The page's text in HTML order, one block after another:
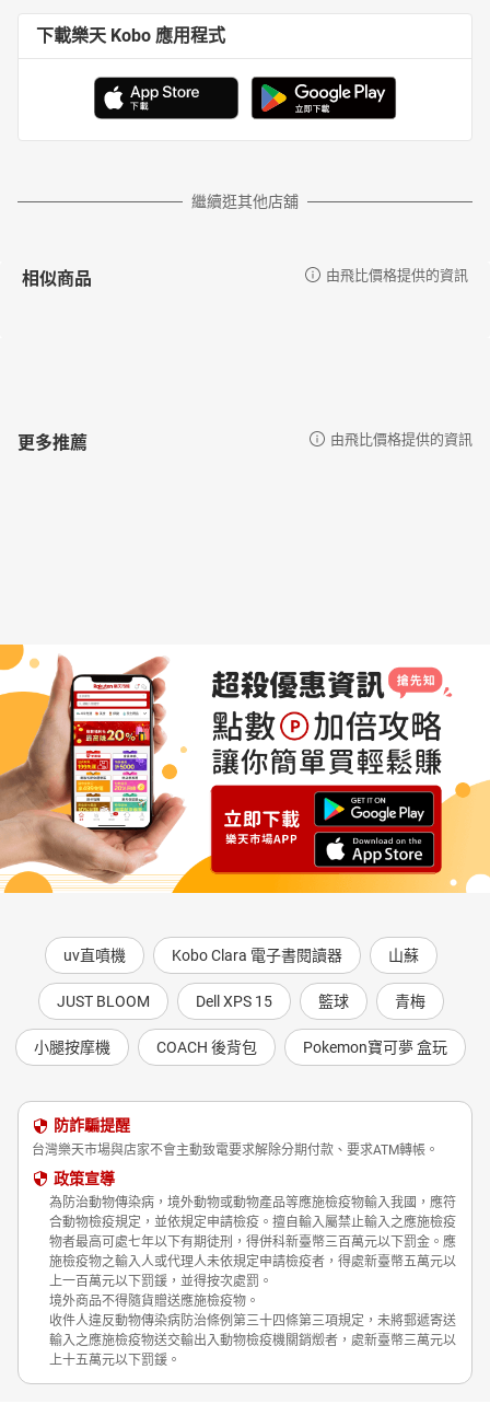
下載樂天 Kobo 應用程式
繼續逛其他店舖
相似商品 由飛比價格提供的資訊
更多推薦 由飛比價格提供的資訊
uv直噴機 Kobo Clara 電子書閱讀器 山蘇
JUST BLOOM Dell XPS 15 籃球 青梅
小腿按摩機 COACH 後背包 Pokemon寶可夢 盒玩
防詐騙提醒
台灣樂天市場與店家不會主動致電要求解除分期付款、要求ATM轉帳。
政策宣導
為防治動物傳染病，境外動物或動物產品等應施檢疫物輸入我國，應符
合動物檢疫規定，並依規定申請檢疫。擅自輸入屬禁止輸入之應施檢疫
物者最高可處七年以下有期徒刑，得併科新臺幣三百萬元以下罰金。應
施檢疫物之輸入人或代理人未依規定申請檢疫者，得處新臺幣五萬元以
上一百萬元以下罰鍰，並得按次處罰。
境外商品不得隨貨贈送應施檢疫物。
收件人違反動物傳染病防治條例第三十四條第三項規定，未將郵遞寄送
輸入之應施檢疫物送交輸出入動物檢疫機關銷燬者，處新臺幣三萬元以
上十五萬元以下罰鍰。